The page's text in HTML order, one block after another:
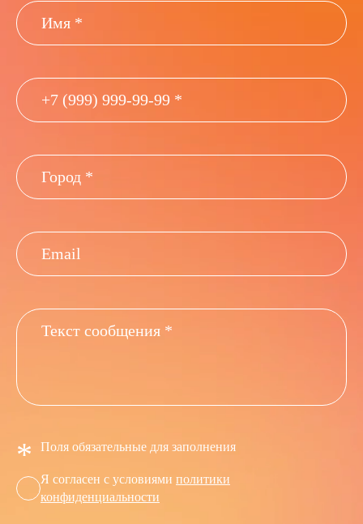
* Поля обязательные для заполнения
Я согласен с условиями политики
конфиденциальности